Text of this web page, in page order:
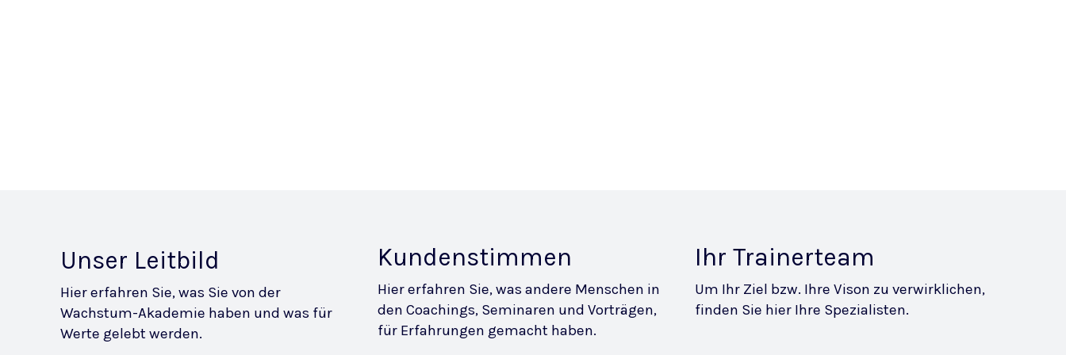
Unser Leitbild
Hier erfahren Sie, was Sie von der
Wachstum-Akademie haben und was für
Werte gelebt werden.
Kundenstimmen
Hier erfahren Sie, was andere Menschen in
den Coachings, Seminaren und Vorträgen,
für Erfahrungen gemacht haben.
Ihr Trainerteam
Um Ihr Ziel bzw. Ihre Vison zu verwirklichen,
finden Sie hier Ihre Spezialisten.